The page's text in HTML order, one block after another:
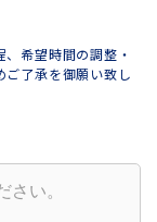
希望時間の調整・
了承を御願い致し